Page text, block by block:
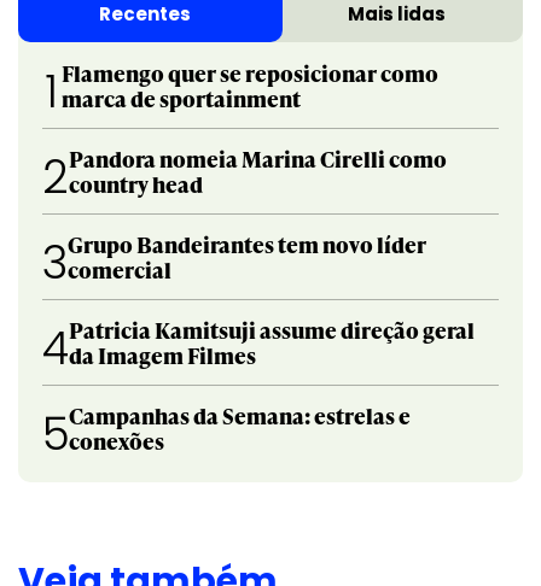
Recentes Mais lidas
1 Flamengo quer se reposicionar como
marca de sportainment
2Pandora nomeia Marina Cirelli como
country head
3Grupo Bandeirantes tem novo líder
comercial
4Patricia Kamitsuji assume direção geral
da Imagem Filmes
5Campanhas da Semana: estrelas e
conexões